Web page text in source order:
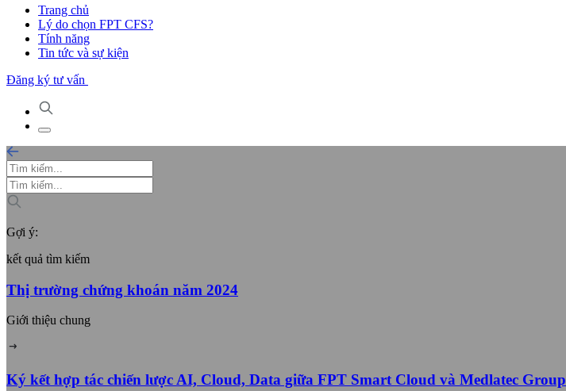
Trang chủ
Lý do chọn FPT CFS?
Tính năng
Tin tức và sự kiện
Đăng ký tư vấn
Gợi ý:
kết quả tìm kiếm
Thị trường chứng khoán năm 2024
Giới thiệu chung
Ký kết hợp tác chiến lược AI, Cloud, Data giữa FPT Smart Cloud và Medlatec Group